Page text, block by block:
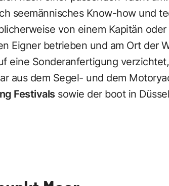
seemännisches Know-how und
von einem Kapitän
Eigner betrieben und am Ort der
eine Sonderanfertigung
aus dem Segel- und dem
Festivalssowie der boot in